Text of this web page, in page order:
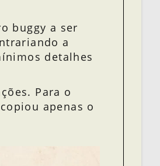
buggy a ser
a
detalhes
Para o
apenas o